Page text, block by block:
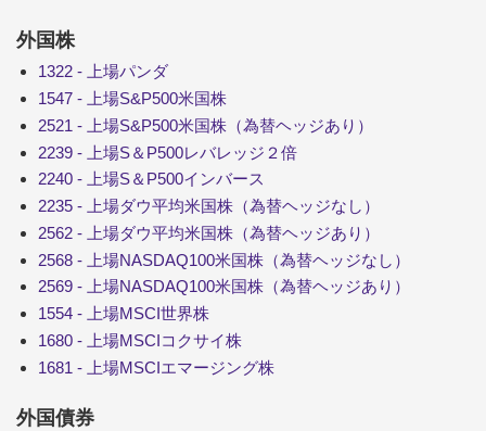
外国株
1322 - 上場パンダ
1547 - 上場S&P500米国株
2521 - 上場S&P500米国株（為替ヘッジあり）
2239 - 上場S＆P500レバレッジ２倍
2240 - 上場S＆P500インバース
2235 - 上場ダウ平均米国株（為替ヘッジなし）
2562 - 上場ダウ平均米国株（為替ヘッジあり）
2568 - 上場NASDAQ100米国株（為替ヘッジなし）
2569 - 上場NASDAQ100米国株（為替ヘッジあり）
1554 - 上場MSCI世界株
1680 - 上場MSCIコクサイ株
1681 - 上場MSCIエマージング株
外国債券